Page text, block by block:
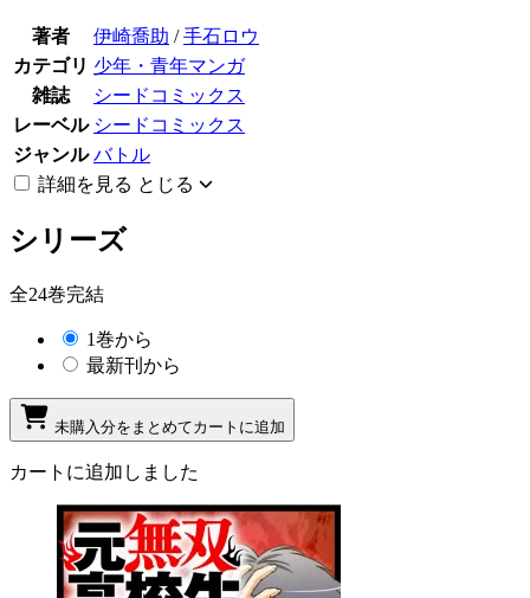
著者 伊崎喬助 /手石ロウ
カテゴリ 少年・青年マンガ
雑誌
シードコミックス
レーベル シードコミックス
ジャンル バトル
詳細を見る とじる
シリーズ
全24巻完結
1巻から
最新刊から
未購入分をまとめてカートに追加
カートに追加しました